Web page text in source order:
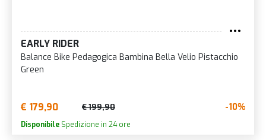
EARLY RIDER
Balance Bike Pedagogica Bambina Bella Velio Pistacchio
Green
€ 179,90 € 199,90 -10%
Disponibile Spedizione in 24 ore